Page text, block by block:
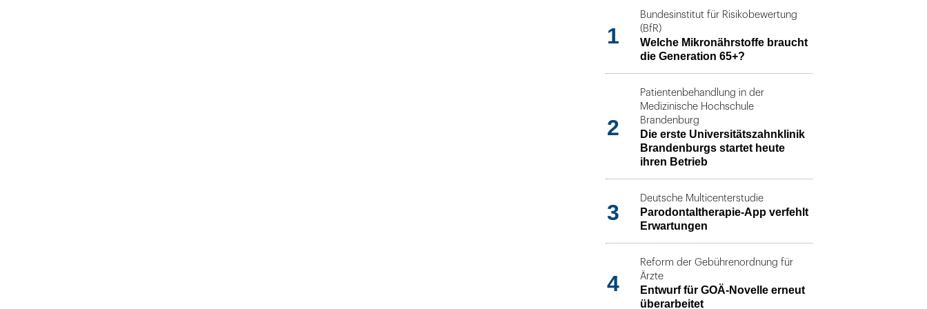
1
Bundesinstitut für Risikobewertung
(BfR)
Welche Mikronährstoffe braucht
die Generation 65+?
2
Patientenbehandlung in der
Medizinische Hochschule
Brandenburg
Die erste Universitätszahnklinik
Brandenburgs startet heute
ihren Betrieb
3
Deutsche Multicenterstudie
Parodontaltherapie-App verfehlt
Erwartungen
4
Reform der Gebührenordnung für
Ärzte
Entwurf für GOÄ-Novelle erneut
überarbeitet